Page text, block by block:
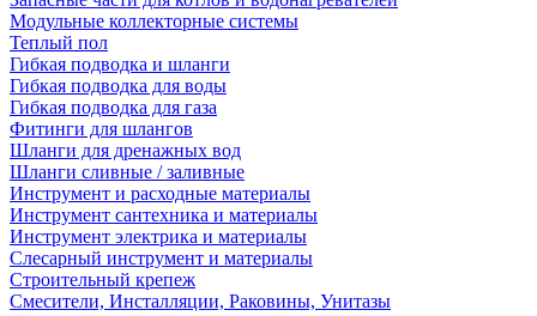
Модульные коллекторные системы
Теплый пол
Гибкая подводка и шланги
Гибкая подводка для воды
Гибкая подводка для газа
Фитинги для шлангов
Шланги для дренажных вод
Шланги сливные / заливные
Инструмент и расходные материалы
Инструмент сантехника и материалы
Инструмент электрика и материалы
Слесарный инструмент и материалы
Строительный крепеж
Смесители, Инсталляции, Раковины, Унитазы